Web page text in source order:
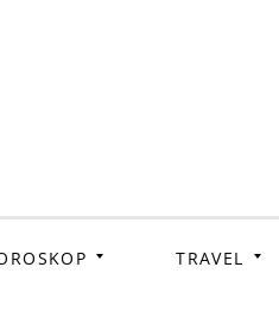
TRAVEL